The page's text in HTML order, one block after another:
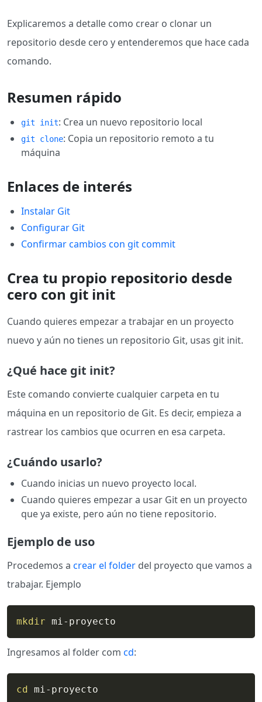
Explicaremos a detalle como crear o clonar un
repositorio desde cero y entenderemos que hace cada
comando.
Resumen rápido
git init: Crea un nuevo repositorio local
git clone: Copia un repositorio remoto a tu
máquina
Enlaces de interés
Instalar Git
Configurar Git
Confirmar cambios con git commit
Crea tu propio repositorio desde
cero con git init
Cuando quieres empezar a trabajar en un proyecto
nuevo y aún no tienes un repositorio Git, usas git init.
¿Qué hace git init?
Este comando convierte cualquier carpeta en tu
máquina en un repositorio de Git. Es decir, empieza a
rastrear los cambios que ocurren en esa carpeta.
¿Cuándo usarlo?
Cuando inicias un nuevo proyecto local.
Cuando quieres empezar a usar Git en un proyecto
que ya existe, pero aún no tiene repositorio.
Ejemplo de uso
Procedemos a crear el folder del proyecto que vamos a
trabajar. Ejemplo
mkdir mi-proyecto
Ingresamos al folder com cd:
cd mi-proyecto